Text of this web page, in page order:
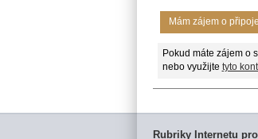
Mám zájem o
Pokud máte zájem o
nebo využijte tyto
Rubriky Internetu